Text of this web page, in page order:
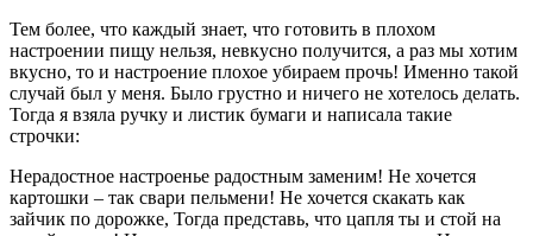
Тем более, что каждый знает, что готовить в плохом
настроении пищу нельзя, невкусно получится, а раз мы хотим
вкусно, то и настроение плохое убираем прочь! Именно такой
случай был у меня. Было грустно и ничего не хотелось делать.
Тогда я взяла ручку и листик бумаги и написала такие
строчки:
Нерадостное настроенье радостным заменим! Не хочется
картошки – так свари пельмени! Не хочется скакать как
зайчик по дорожке, Тогда представь, что цапля ты и стой на